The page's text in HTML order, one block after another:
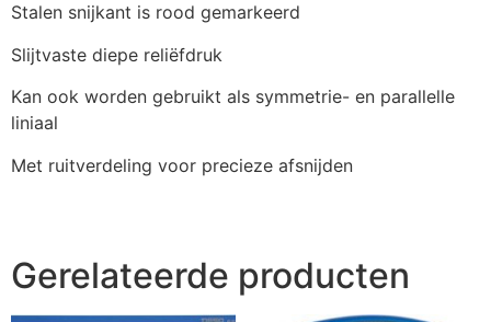
Stalen snijkant is rood gemarkeerd
Slijtvaste diepe reliëfdruk
Kan ook worden gebruikt als symmetrie- en parallelle
liniaal
Met ruitverdeling voor precieze afsnijden
Gerelateerde producten